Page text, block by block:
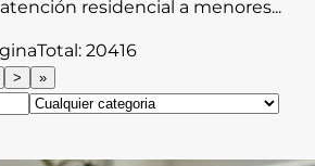
residencial a menores...
Total: 20416
> »